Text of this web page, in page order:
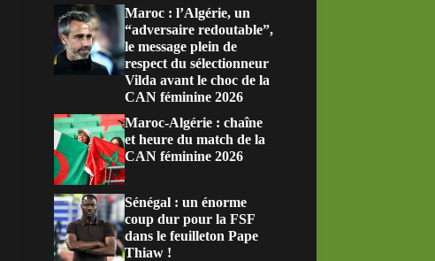
Maroc : l’Algérie, un
“adversaire redoutable”,
le message plein de
respect du sélectionneur
Vilda avant le choc de la
CAN féminine 2026
Maroc-Algérie : chaîne
et heure du match de la
CAN féminine 2026
Sénégal : un énorme
coup dur pour la FSF
dans le feuilleton Pape
Thiaw !